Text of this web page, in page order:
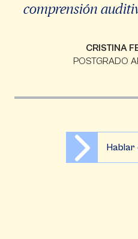
comprensión
CRISTINA
POSTGRADO
Hablar